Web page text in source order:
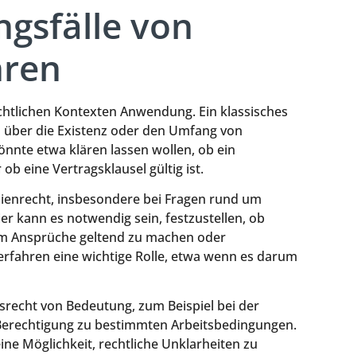
von
Kontexten Anwendung. Ein klassisches
die Existenz oder den Umfang von
etwa klären lassen wollen, ob ein
eine Vertragsklausel gültig ist.
insbesondere bei Fragen rund um
kann es notwendig sein, festzustellen, ob
Ansprüche geltend zu machen oder
eine wichtige Rolle, etwa wenn es darum
von Bedeutung, zum Beispiel bei der
zu bestimmten Arbeitsbedingungen.
Möglichkeit, rechtliche Unklarheiten zu